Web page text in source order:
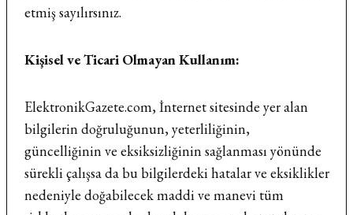
etmiş sayılırsınız.
Kişisel ve Ticari Olmayan Kullanım:
ElektronikGazete.com, İnternet sitesinde yer alan
bilgilerin doğruluğunun, yeterliliğinin,
güncelliğinin ve eksiksizliğinin sağlanması yönünde
sürekli çalışsa da bu bilgilerdeki hatalar ve eksiklikler
nedeniyle doğabilecek maddi ve manevi tüm